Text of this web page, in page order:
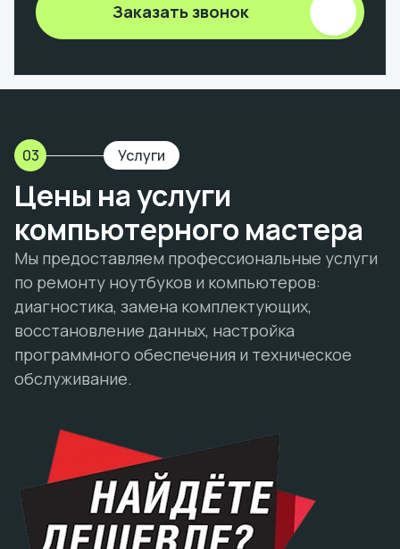
Заказать звонок
03 Услуги
Цены на услуги
компьютерного мастера
Мы предоставляем профессиональные услуги
по ремонту ноутбуков и компьютеров:
диагностика, замена комплектующих,
восстановление данных, настройка
программного обеспечения и техническое
обслуживание.